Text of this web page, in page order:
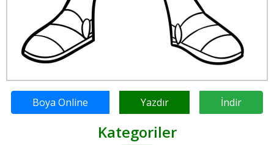
Boya Online Yazdır İndir
Kategoriler